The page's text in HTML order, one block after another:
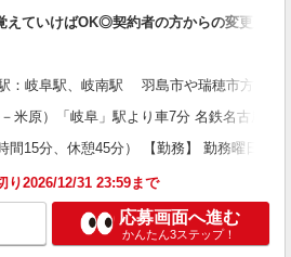
えていけばOK◎契約者の方からの変更受付
：岐阜駅、岐南駅 羽島市や瑞穂市方面
米原）「岐阜」駅より車7分 名鉄名古屋本
間15分、休憩45分） 【勤務】 勤務曜日：
り2026/12/31 23:59まで
応募画面へ進む
かんたん3ステップ！